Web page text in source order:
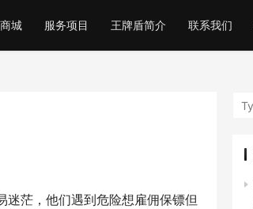
城 服务项目 王牌盾简介 联系我们
茫，他们遇到危险想雇佣保镖但